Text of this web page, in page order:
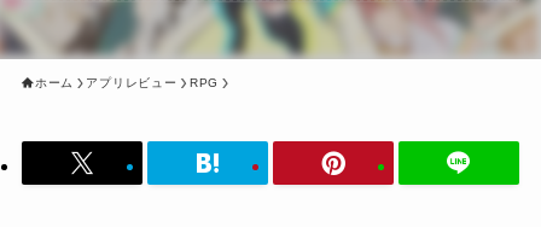
ホーム アプリレビュー RPG